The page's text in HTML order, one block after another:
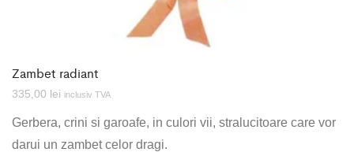
Zambet radiant
335,00 lei inclusiv TVA
Gerbera, crini si garoafe, in culori vii, stralucitoare care vor
darui un zambet celor dragi.